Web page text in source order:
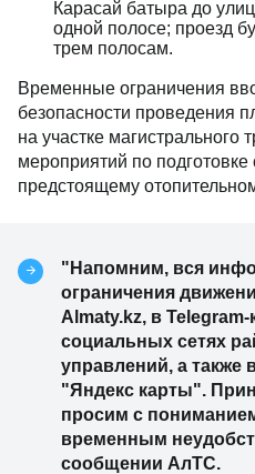
Карасай батыра до
одной полосе; проезд
трем полосам.
Временные ограничения
безопасности проведения
на участке магистрального
мероприятий по
предстоящему
"Напомним, вся
ограничения
Almaty.kz, в
социальных сетях
управлений, а также
"Яндекс карты".
просим с
временным
сообщении АлТС.